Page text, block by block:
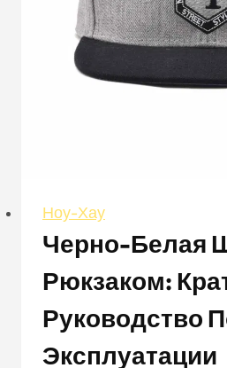
Ноу-Хау
Черно-Белая
Рюкзаком:
Руководство
Эксплуатации